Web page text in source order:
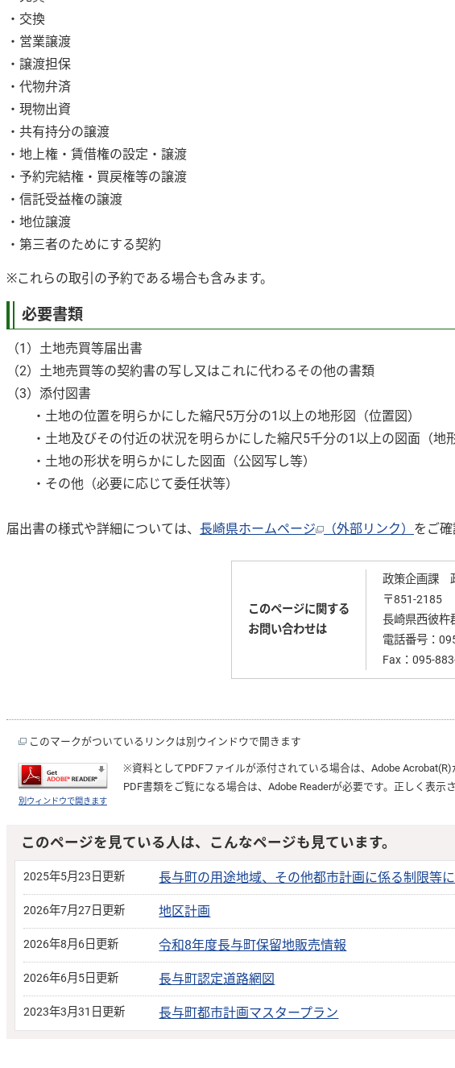
・交換
・営業譲渡
・譲渡担保
・代物弁済
・現物出資
・共有持分の譲渡
・地上権・賃借権の設定・譲渡
・予約完結権・買戻権等の譲渡
・信託受益権の譲渡
・地位譲渡
・第三者のためにする契約
※これらの取引の予約である場合も含みます。
必要書類
（1）土地売買等届出書
（2）土地売買等の契約書の写し又はこれに代わるその他の書類
（3）添付図書
・土地の位置を明らかにした縮尺5万分の1以上の地形図（位置図）
・土地及びその付近の状況を明らかにした縮尺5千分の1以上の図面（地形
・土地の形状を明らかにした図面（公図写し等）
・その他（必要に応じて委任状等）
届出書の様式や詳細については、 長崎県ホームページ （外部リンク） をご確
このページに関する
お問い合わせは
政策企画課
〒851-2185
長崎県西彼杵
電話番号：
Fax：095-
このマークがついているリンクは別ウインドウで開きます
別ウィンドウで開きます
※資料としてPDFファイルが添付されている場合は、 Adobe Acrobat(R)
PDF書類をご覧になる場合は、 Adobe Readerが必要です。正しく表示
このページを見ている人は、こんなページも見ています。
2025年5月23日更新 長与町の用途地域、その他都市計画に係る制限等
2026年7月27日更新 地区計画
2026年8月6日更新 令和8年度長与町保留地販売情報
2026年6月5日更新 長与町認定道路網図
2023年3月31日更新 長与町都市計画マスタープラン